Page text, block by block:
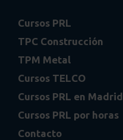
Cursos PRL
TPC Construcción
TPM Metal
Cursos TELCO
Cursos PRL en Madrid
Cursos PRL por horas
Contacto